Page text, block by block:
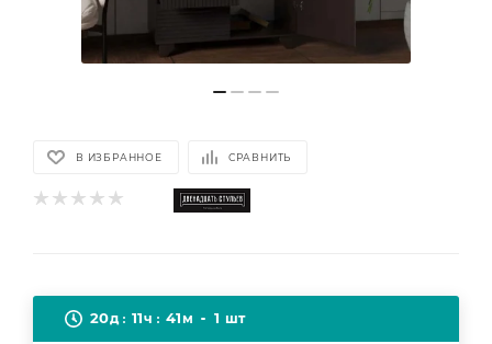
В ИЗБРАННОЕ СРАВНИТЬ
20д 11ч 41м 1 шт